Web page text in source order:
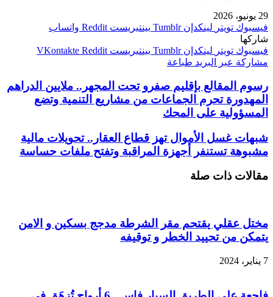
29 يونيو، 2026
فيسبوك تويتر لينكدإن بينتيريست
واتساب
شاركها
فيسبوك تويتر لينكدإن بينتيريست
مشاركة عبر البريد طباعة
رسوم المقالع بإقليم صفرو تحت المجهر.. ملايين الدراهم
المهدورة تحرم الجماعات من مشاريع التنمية وتضع
المسؤولية على المحك
شبهات غسل الأموال تهز قطاع العقار.. تحويلات مالية
مشبوهة تستنفر أجهزة المراقبة وتفتح ملفات حساسة
مقالات ذات صلة
مختل عقلي يقتحم مقر الشرطة مدجج بسكين و الامن
يتمكن من تحييد الخطر و توقيفه
7 يناير، 2024